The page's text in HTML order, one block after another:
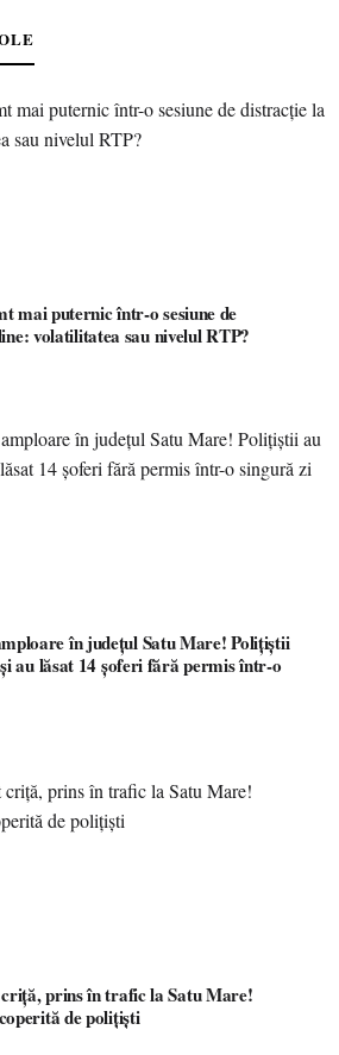
mai puternic într-o sesiune de
volatilitatea sau nivelul RTP?
în județul Satu Mare! Polițiștii
au lăsat 14 șoferi fără permis într-o
prins în trafic la Satu Mare!
de polițiști